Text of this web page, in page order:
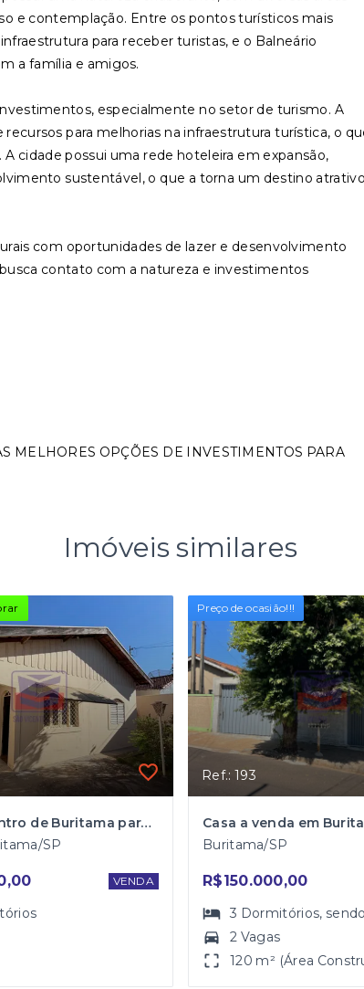
e contemplação. Entre os pontos turísticos mais
para receber turistas, e o Balneário
a família e amigos.
especialmente no setor de turismo. A
para melhorias na infraestrutura turística, o
cidade possui uma rede hoteleira em expansão,
sustentável, o que a torna um destino atrativo
com oportunidades de lazer e desenvolvimento
contato com a natureza e investimentos
MELHORES OPÇÕES DE INVESTIMENTOS PARA
Imóveis similares
Casa no Centro de Buritama para Venda
SP
VENDA
Preço de ocasião!!!
Ref.: 193
Buritama/SP
R$150.000,00
3 Dormitórios,
2 Vagas
120 m² (Área